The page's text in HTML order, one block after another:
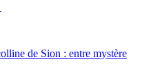
de Sion : entre mystère